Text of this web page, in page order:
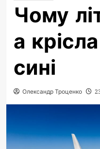
Чому
а
сині
Олександр Троценко